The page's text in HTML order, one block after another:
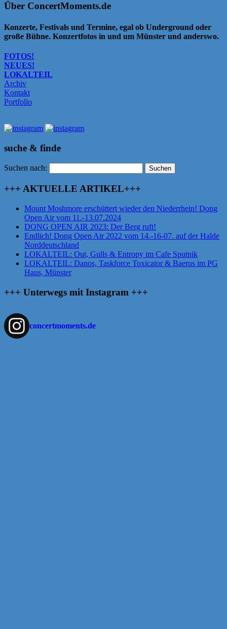
Über ConcertMoments.de
Konzerte, Festivals und Termine, egal ob Underground oder
große Bühne. Konzertfotos in und um Münster und anderswo.
FOTOS!
NEUES!
LOKALTEIL
Archiv
Kontakt
Portfolio
suche & finde
Suchen nach:
+++ AKTUELLE ARTIKEL+++
Mount Moshmore erschüttert wieder den Niederrhein! Dong
Open Air vom 11.-13.07.2024
DONG OPEN AIR 2023: Der Berg ruft!
Endlich! Dong Open Air 2022 vom 14.-16-07. auf der Halde
Norddeutschland
LOKALTEIL: Out, Gulls & Entropy im Cafe Sputnik
LOKALTEIL: Danos, Taskforce Toxicator & Baerus im PG
Haus, Münster
+++ Unterwegs mit Instagram +++
concertmoments.de